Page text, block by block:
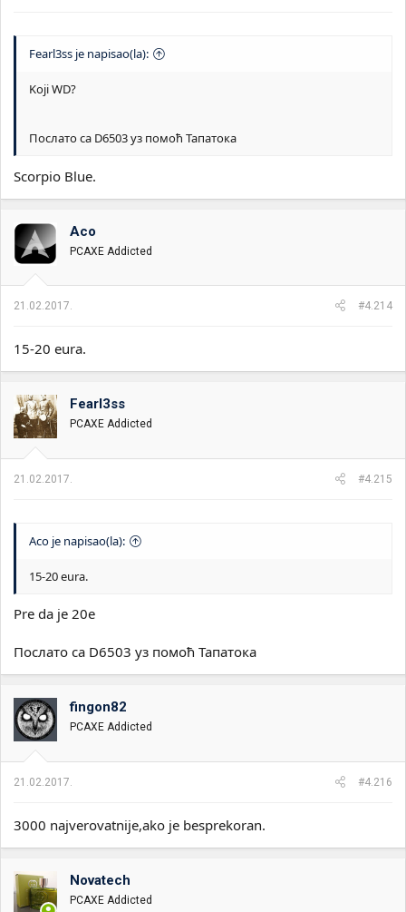
Fearl3ss je napisao(la):
Koji WD?
Послато са D6503 уз помоћ Тапатока
Scorpio Blue.
Aco
PCAXE Addicted
21.02.2017. #4.214
15-20 eura.
Fearl3ss
PCAXE Addicted
21.02.2017. #4.215
Aco je napisao(la):
15-20 eura.
Pre da je 20e
Послато са D6503 уз помоћ Тапатока
fingon82
PCAXE Addicted
21.02.2017. #4.216
3000 najverovatnije,ako je besprekoran.
Novatech
PCAXE Addicted